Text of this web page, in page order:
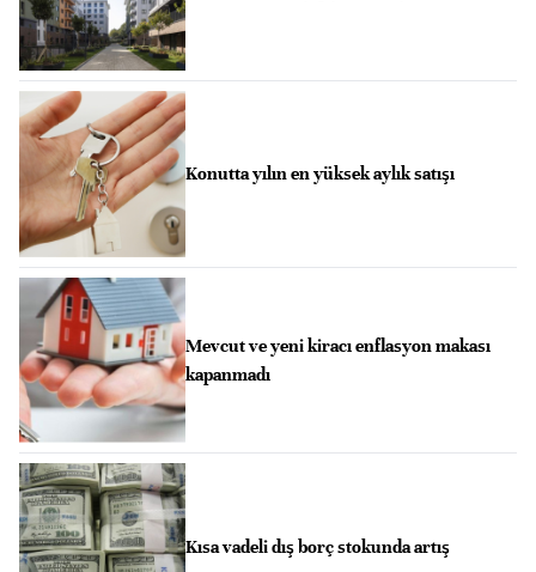
Konutta yılın en yüksek aylık satışı
Mevcut ve yeni kiracı enflasyon makası
kapanmadı
Kısa vadeli dış borç stokunda artış